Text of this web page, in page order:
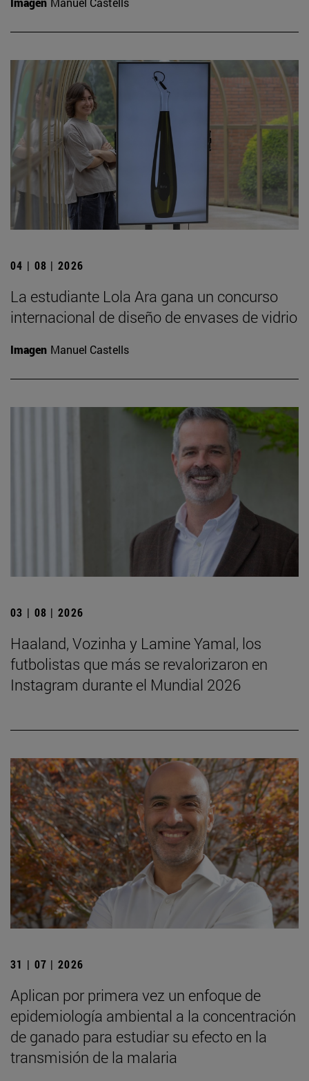
04 | 08 | 2026
La estudiante Lola Ara gana un concurso
internacional de diseño de envases de vidrio
Imagen Manuel Castells
03 | 08 | 2026
Haaland, Vozinha y Lamine Yamal, los
futbolistas que más se revalorizaron en
Instagram durante el Mundial 2026
31 | 07 | 2026
Aplican por primera vez un enfoque de
epidemiología ambiental a la concentración
de ganado para estudiar su efecto en la
transmisión de la malaria